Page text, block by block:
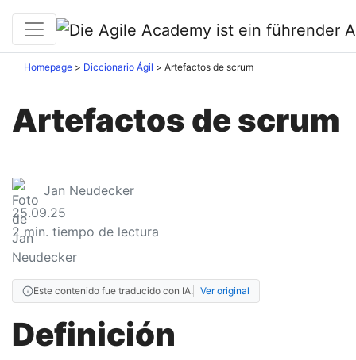
Homepage Diccionario Ágil Artefactos de scrum
Artefactos de scrum
Jan Neudecker
25.09.25
2min. tiempo de lectura
Este contenido fue traducido con IA. Ver original
Definición